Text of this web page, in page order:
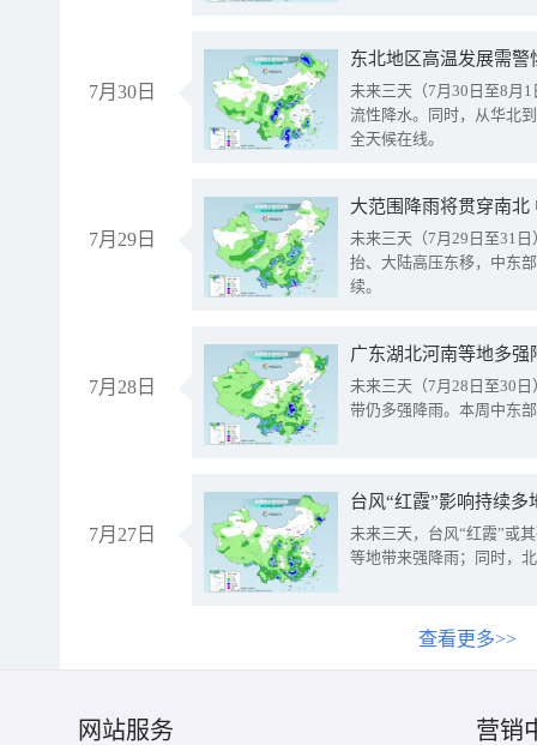
7月30日
东北地区高温发展需
未来三天（7月30日至8月
流性降水。同时，从华北
全天候在线。
7月29日
大范围降雨将贯穿南
未来三天（7月29日至31
抬、大陆高压东移，中东
续。
7月28日
广东湖北河南等地多
未来三天（7月28日至30
带仍多强降雨。本周中东
7月27日
台风“红霞”影响持续
未来三天，台风“红霞”或
等地带来强降雨；同时，
查看更多>>
网站服务 营销